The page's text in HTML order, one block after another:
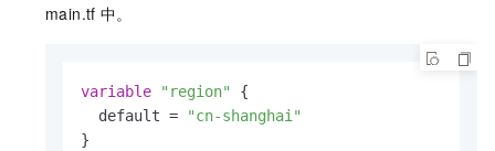
main.tf 中。
variable "region"
{
  default =
"cn-shanghai"
}